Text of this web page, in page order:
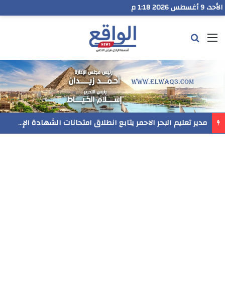
الأحد، 9 أغسطس 2026 1:18 م
القائمة
رسميا..فيلم المنير ينافس في مهرجان Follow Your Heart بنيويورك